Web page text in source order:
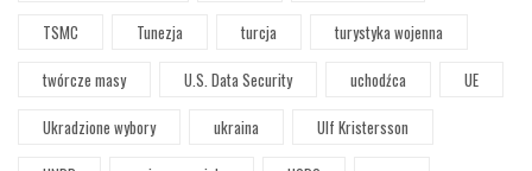
TSMC
Tunezja turcja
turystyka wojenna
twórcze masy
U.S. Data Security uchodźca
UE
Ukradzione wybory
ukraina
Ulf Kristersson